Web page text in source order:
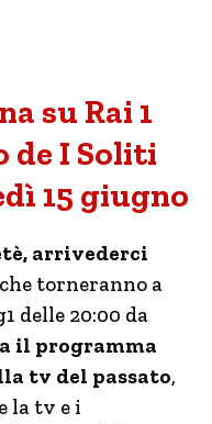
su Rai 1
de I Soliti
15 giugno
arrivederci
che torneranno a
delle 20:00 da
il programma
tv del passato,
la tv e i